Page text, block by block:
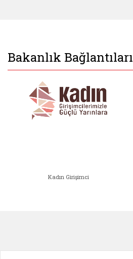
Bakanlık Bağlantıları
Kadın Girişimci